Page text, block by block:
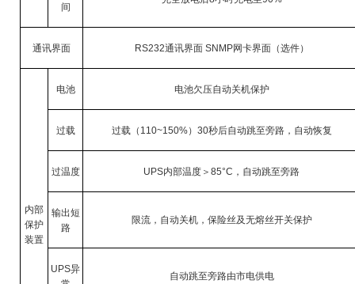
间
通讯界面 RS232通讯界面 SNMP网卡界面（选件）
内部
保护
装置
电池 电池欠压自动关机保护
过载 过载（ 110~150%） 30秒后自动跳至旁路，自动恢复
过温度 UPS内部温度＞85°C ，自动跳至旁路
输出短
路
限流，自动关机，保险丝及无熔丝开关保护
UPS异
自动跳至旁路由市电供电